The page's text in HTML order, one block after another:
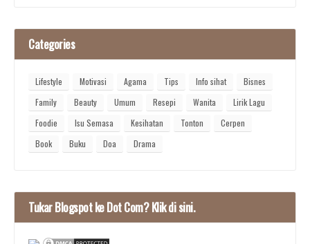
Categories
Lifestyle Motivasi Agama Tips Info sihat
Bisnes
Family
Beauty Umum Resepi Wanita
Lirik Lagu
Foodie
Isu Semasa Kesihatan Tonton
Cerpen
Book
Buku Doa Drama
Tukar Blogspot ke Dot Com? Klik di sini.